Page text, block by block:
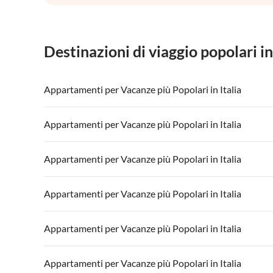
Destinazioni di viaggio popolari
Appartamenti per Vacanze più Popolari in Italia
Appartamenti per Vacanze in Italia
Appartamenti per Vacanze in Lago di Garda
Appartamenti per Vacanze più Popolari in Italia
Appartamenti per Vacanze in Italia
Appartamenti per Vacanze in Lago di Garda
Appartamenti per Vacanze più Popolari in Italia
Appartamenti per Vacanze in Italia
Appartamenti per Vacanze in Lago di Garda
Appartamenti per Vacanze più Popolari in Italia
Appartamenti per Vacanze in Italia
Appartamenti per Vacanze in Lago di Garda
Appartamenti per Vacanze più Popolari in Italia
Appartamenti per Vacanze in Italia
Appartamenti per Vacanze più Popolari in Italia